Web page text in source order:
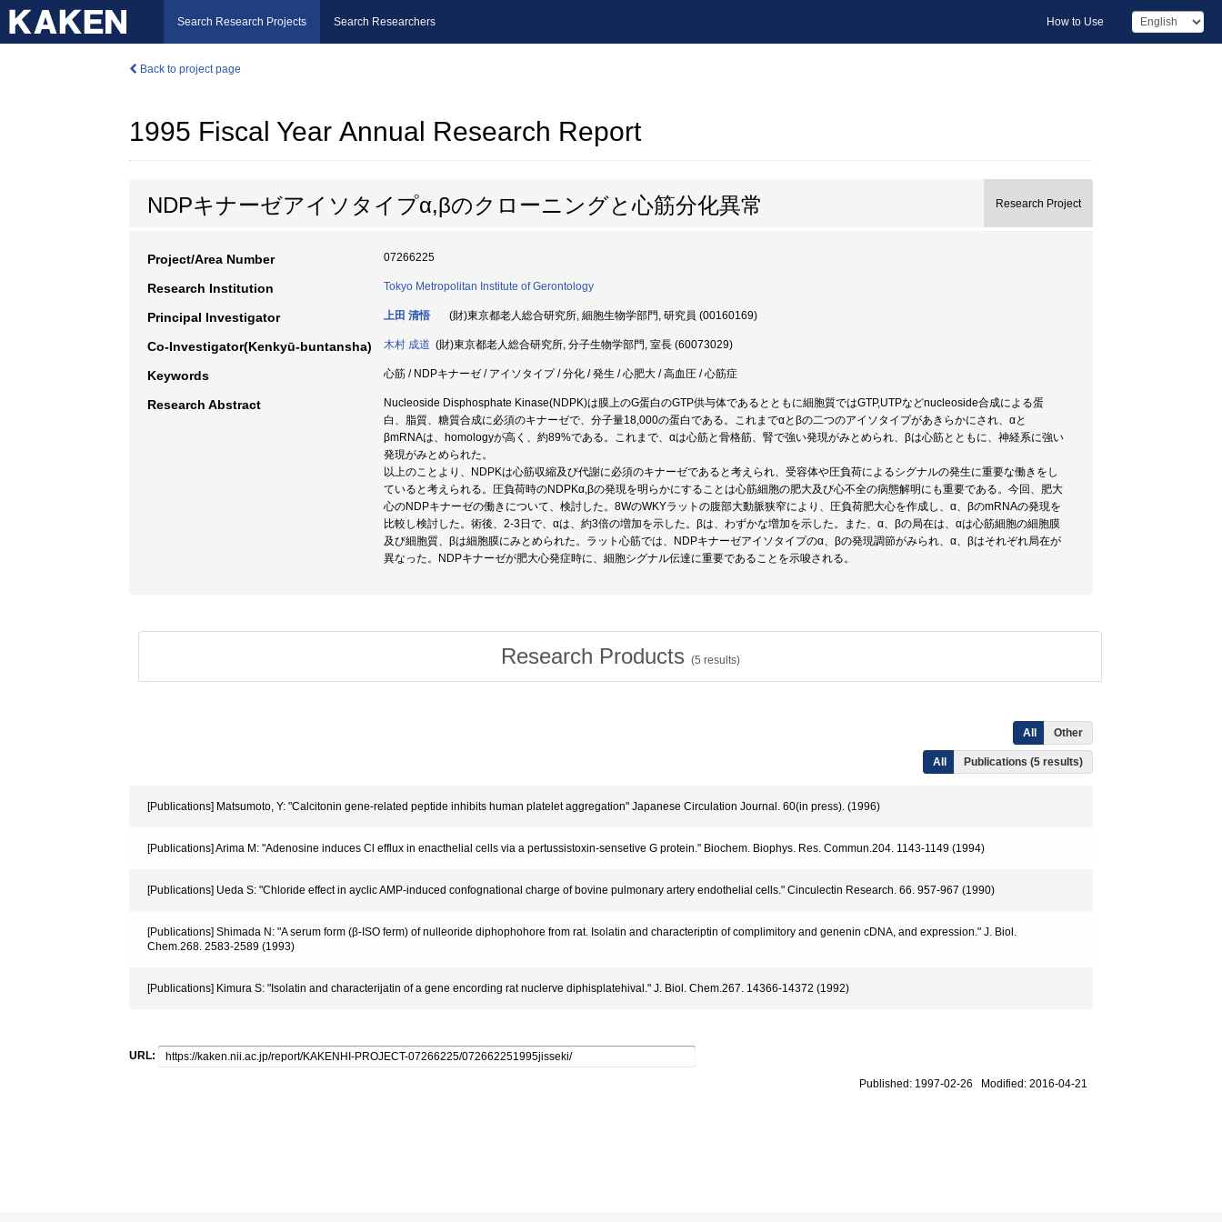
Search Research Projects Search Researchers How to Use
Back to project page
1995 Fiscal Year Annual Research Report
NDPキナーゼアイソタイプα,βのクローニングと心筋分化異常 Research Project
Project/Area Number 07266225
Research Institution Tokyo Metropolitan Institute of Gerontology
Principal Investigator 上田 清悟 (財)東京都老人総合研究所, 細胞生物学部門, 研究員 (00160169)
Co-Investigator(Kenkyū-buntansha) 木村 成道 (財)東京都老人総合研究所, 分子生物学部門, 室長 (60073029)
Keywords 心筋 / NDPキナーゼ / アイソタイプ / 分化 / 発生 / 心肥大 / 高血圧 / 心筋症
Research Abstract
Nucleoside Disphosphate Kinase(NDPK)は膜上のG蛋白のGTP供与体であるとともに細胞質ではGTP,UTPなどnucleoside合成による蛋
白、脂質、糖質合成に必須のキナーゼで、分子量18,000の蛋白である。これまでαとβの二つのアイソタイプがあきらかにされ、αと
βmRNAは、homologyが高く、約89%である。これまで、αは心筋と骨格筋、腎で強い発現がみとめられ、βは心筋とともに、神経系に強い
発現がみとめられた。
以上のことより、NDPKは心筋収縮及び代謝に必須のキナーゼであると考えられ、受容体や圧負荷によるシグナルの発生に重要な働きをし
ていると考えられる。圧負荷時のNDPKα,βの発現を明らかにすることは心筋細胞の肥大及び心不全の病態解明にも重要である。今回、肥大
心のNDPキナーゼの働きについて、検討した。8WのWKYラットの腹部大動脈狭窄により、圧負荷肥大心を作成し、α、βのmRNAの発現を
比較し検討した。術後、2-3日で、αは、約3倍の増加を示した。βは、わずかな増加を示した。また、α、βの局在は、αは心筋細胞の細胞膜
及び細胞質、βは細胞膜にみとめられた。ラット心筋では、NDPキナーゼアイソタイプのα、βの発現調節がみられ、α、βはそれぞれ局在が
異なった。NDPキナーゼが肥大心発症時に、細胞シグナル伝達に重要であることを示唆される。
Research Products (5 results)
All Other
All Publications (5 results)
[Publications] Matsumoto, Y: "Calcitonin gene-related peptide inhibits human platelet aggregation" Japanese Circulation Journal. 60(in press). (1996)
[Publications] Arima M: "Adenosine induces Cl efflux in enacthelial cells via a pertussistoxin-sensetive G protein." Biochem. Biophys. Res. Commun.204. 1143-1149 (1994)
[Publications] Ueda S: "Chloride effect in ayclic AMP-induced confognational charge of bovine pulmonary artery endothelial cells." Cinculectin Research. 66. 957-967 (1990)
[Publications] Shimada N: "A serum form (β-ISO ferm) of nulleoride diphophohore from rat. Isolatin and characteriptin of complimitory and genenin cDNA, and expression." J. Biol.
Chem.268. 2583-2589 (1993)
[Publications] Kimura S: "Isolatin and characterijatin of a gene encording rat nuclerve diphisplatehival." J. Biol. Chem.267. 14366-14372 (1992)
URL:
Published: 1997-02-26 Modified: 2016-04-21